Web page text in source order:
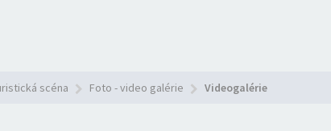
scéna Foto - video galérie Videogalérie